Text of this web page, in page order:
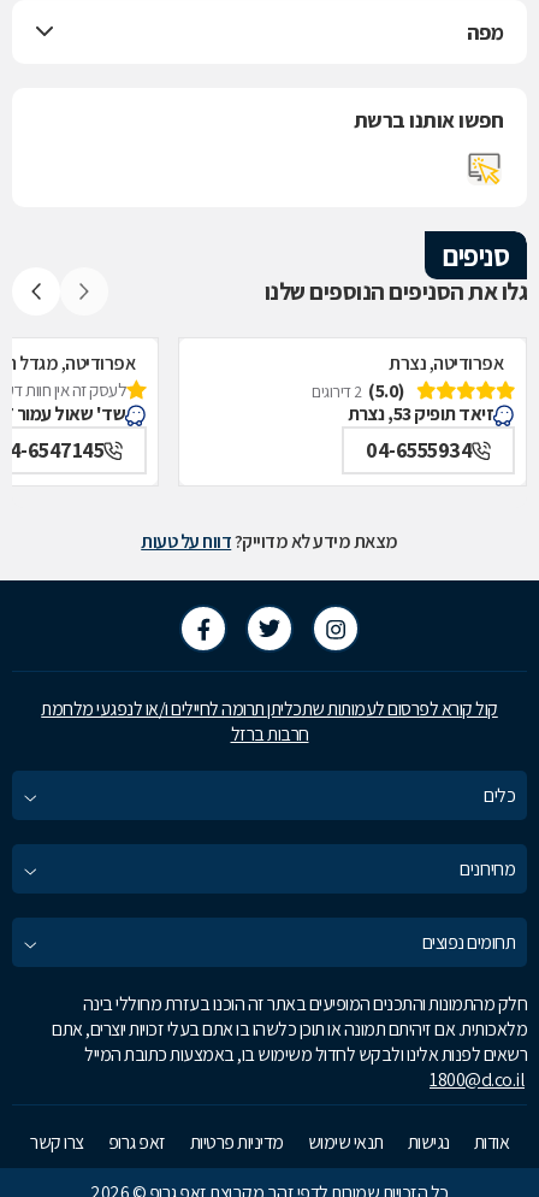
מפה
חפשו אותנו ברשת
סניפים
גלו את הסניפים הנוספים שלנו
אפרודיטה, נצרת
(5.0)
2 דירוגים
זיאד תופיק 53, נצרת
04-6555934
אפרודיטה, מגדל
לעסק זה אין חוות
שד' שאול עמור 77, מגדל העמק
6547145
מצאת מידע לא מדוייק?דווח על טעות
קול קורא לפרסום לעמותות שתכליתן תרומה לחיילים ו/או לנפגעי מלחמת
חרבות ברזל
כלים
מחירונים
תחומים נפוצים
חלק מהתמונות והתכנים המופיעים באתר זה הוכנו בעזרת מחוללי בינה
מלאכותית. אם זיהיתם תמונה או תוכן כלשהו בו אתם בעלי זכויות יוצרים, אתם
רשאים לפנות אלינו ולבקש לחדול משימוש בו, באמצעות כתובת המייל
1800@d.co.il
אודות נגישות תנאי שימוש מדיניות פרטיות זאפ גרופ
צרו קשר